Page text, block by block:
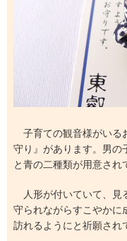
子育ての観音様がいる
守り』があります。男
と青の二種類が用意され
人形が付いていて、見
守られながらすこやかに
訪れるようにと祈願され